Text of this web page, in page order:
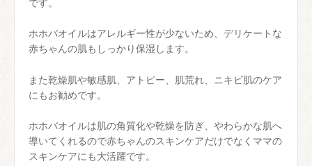
です。
ホホバオイルはアレルギー性が少ないため、デリケートな
赤ちゃんの肌もしっかり保湿します。
また乾燥肌や敏感肌、アトピー、肌荒れ、ニキビ肌のケア
にもお勧めです。
ホホバオイルは肌の角質化や乾燥を防ぎ、やわらかな肌へ
導いてくれるので赤ちゃんのスキンケアだけでなくママの
スキンケアにも大活躍です。